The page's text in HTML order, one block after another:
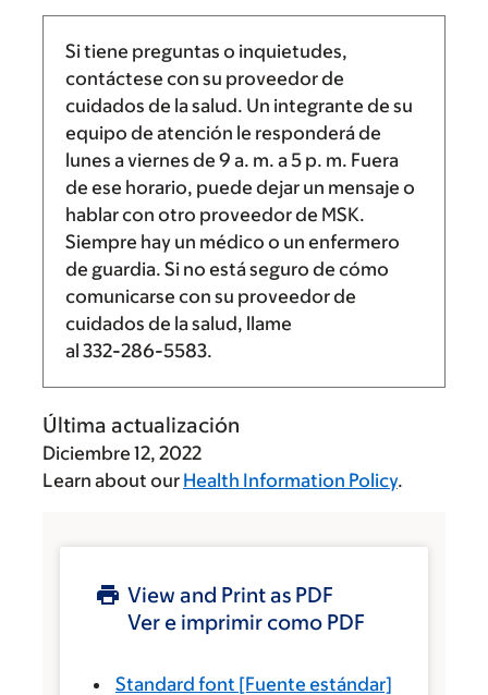
Si tiene preguntas o inquietudes,
contáctese con su proveedor de
cuidados de la salud. Un integrante de su
equipo de atención le responderá de
lunes a viernes de 9 a. m. a5 p. m. Fuera
de ese horario, puede dejar un mensaje o
hablar con otro proveedor de MSK.
Siempre hay un médico o un enfermero
de guardia. Si no está seguro de cómo
comunicarse con su proveedor de
cuidados de la salud, llame
al 332-286-5583.
Última actualización
Diciembre 12, 2022
Learn about our Health Information Policy.
View and Print as PDF
Ver e imprimir como PDF
Standard font [Fuente estándar]